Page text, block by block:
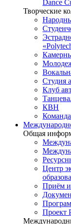
Dance
Творческие
Студия
Клуб
КВН
Общая
Центр
Приём и
Проект